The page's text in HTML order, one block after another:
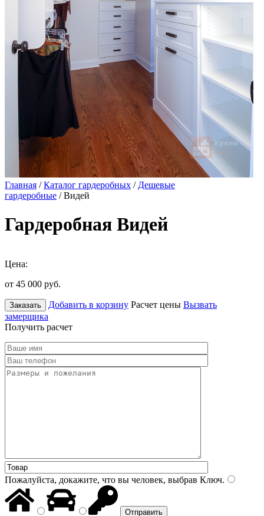
Главная /Каталог гардеробных / Дешевые
гардеробные / Видей
Гардеробная Видей
Цена:
от 45 000 руб.
Заказать Добавить в корзину Расчет цены Вызвать
замерщика
Получить расчет
Пожалуйста, докажите, что вы человек, выбрав Ключ.